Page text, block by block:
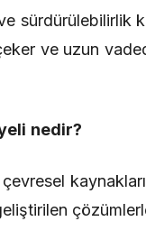
sürdürülebilirlik
ve uzun
nedir?